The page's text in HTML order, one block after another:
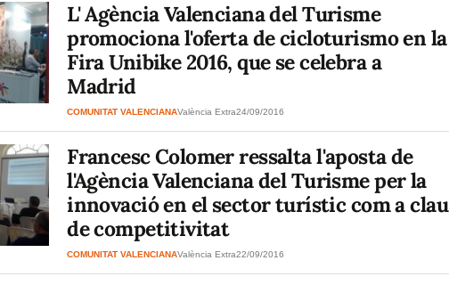
L' Agència Valenciana del Turisme
promociona l'oferta de cicloturismo en la
Fira Unibike 2016, que se celebra a
Madrid
COMUNITAT VALENCIANAValència Extra24/09/2016
Francesc Colomer ressalta l'aposta de
l'Agència Valenciana del Turisme per la
innovació en el sector turístic com a clau
de competitivitat
COMUNITAT VALENCIANAValència Extra22/09/2016